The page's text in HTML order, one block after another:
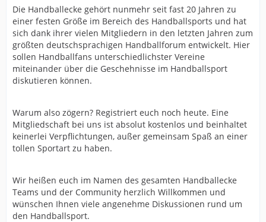
Die Handballecke gehört nunmehr seit fast 20 Jahren zu
einer festen Größe im Bereich des Handballsports und hat
sich dank ihrer vielen Mitgliedern in den letzten Jahren zum
größten deutschsprachigen Handballforum entwickelt. Hier
sollen Handballfans unterschiedlichster Vereine
miteinander über die Geschehnisse im Handballsport
diskutieren können.
Warum also zögern? Registriert euch noch heute. Eine
Mitgliedschaft bei uns ist absolut kostenlos und beinhaltet
keinerlei Verpflichtungen, außer gemeinsam Spaß an einer
tollen Sportart zu haben.
Wir heißen euch im Namen des gesamten Handballecke
Teams und der Community herzlich Willkommen und
wünschen Ihnen viele angenehme Diskussionen rund um
den Handballsport.